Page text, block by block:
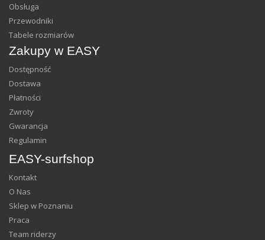
Obsługa
Przewodniki
Tabele rozmiarów
Zakupy w EASY
Dostępność
Dostawa
Płatności
Zwroty
Gwarancja
Regulamin
EASY-surfshop
Kontakt
O Nas
Sklep w Poznaniu
Praca
Team riderzy